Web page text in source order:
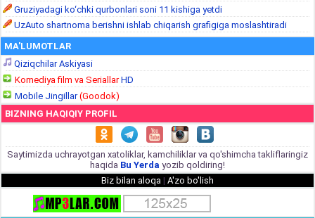
Gruziyadagi ko‘chki qurbonlari soni 11 kishiga yetdi
UzAuto shartnoma berishni ishlab chiqarish grafigiga moslashtiradi
MA'LUMOTLAR
Qiziqchilar Askiyasi
Komediya film va SeriallarHD
Mobile Jingillar(Goodok)
BIZNING HAQIQIY PROFIL
Saytimizda uchrayotgan xatoliklar, kamchiliklar va qo'shimcha takliflaringiz
haqida Bu Yerda yozib qoldiring!
Biz bilan aloqa | A'zo bo'lish